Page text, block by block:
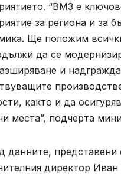
“ВМЗ е
за региона и за
Ще положим
да се
и
както и да
места”, подчерта
данните, представени
директор Иван